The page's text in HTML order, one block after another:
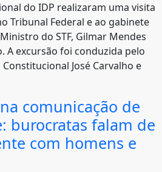
do IDP realizaram uma visita
Tribunal Federal e ao gabinete
do STF, Gilmar Mendes
A excursão foi conduzida pelo
José Carvalho e
comunicação de
burocratas falam de
com homens e